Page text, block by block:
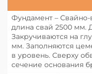
Фундамент – Свайно-
длина свай 2500 мм.
Закручиваются на
мм. Заполняются
в уровень. Сверху
сечение основания